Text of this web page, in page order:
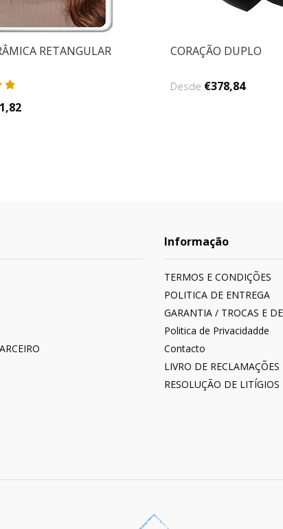
RETANGULAR CORAÇÃO DUPLO
Desde €378,84
Informação
TERMOS E CONDIÇÕES
POLITICA DE ENTREGA
GARANTIA / TROCAS E
Politica de Privacidadde
Contacto
LIVRO DE RECLAMAÇÕES
RESOLUÇÃO DE LITÍGIOS